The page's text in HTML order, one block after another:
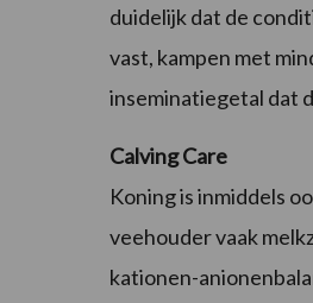
duidelijk dat de
vast, kampen met
inseminatiegetal dat
Calving Care
Koning is inmiddels
veehouder vaak
kationen-